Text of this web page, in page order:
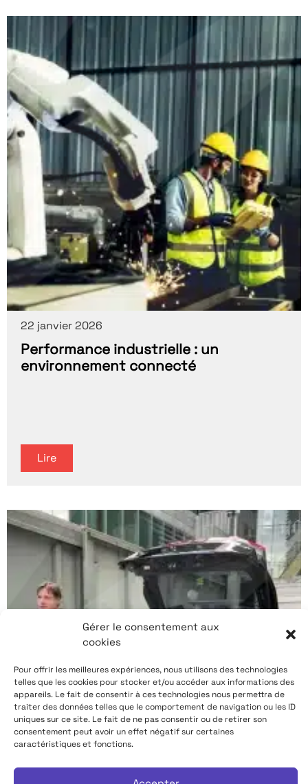
Gérer le consentement aux
cookies
Pour offrir les meilleures expériences, nous utilisons des technologies
telles que les cookies pour stocker et/ou accéder aux informations des
appareils. Le fait de consentir à ces technologies nous permettra de
traiter des données telles que le comportement de navigation ou les ID
uniques sur ce site. Le fait de ne pas consentir ou de retirer son
consentement peut avoir un effet négatif sur certaines
caractéristiques et fonctions.
22 janvier 2026
Performance industrielle : un
environnement connecté
Lire